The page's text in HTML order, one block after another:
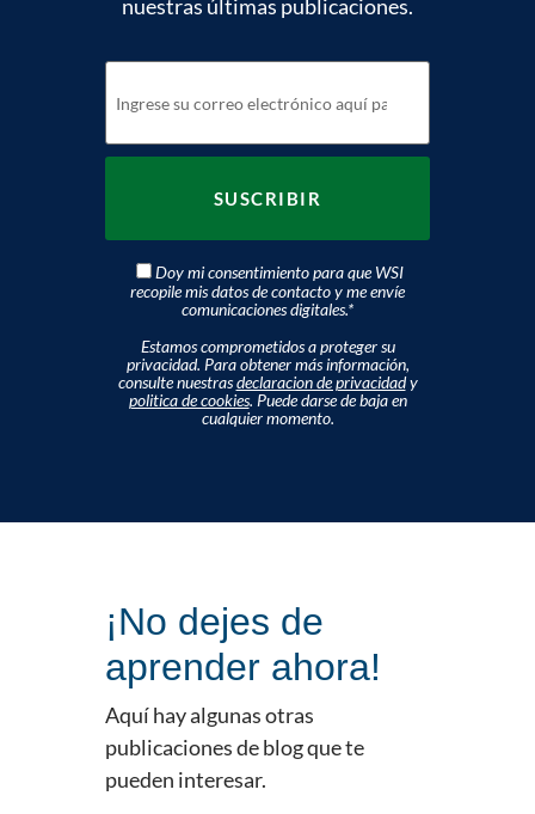
nuestras últimas publicaciones.
Doy mi consentimiento para que WSI
recopile mis datos de contacto y me envíe
comunicaciones digitales.*
Estamos comprometidos a proteger su
privacidad. Para obtener más información,
consulte nuestrasdeclaracion de privacidady
politica de cookies. Puede darse de baja en
cualquier momento.
¡No dejes de
aprender ahora!
Aquí hay algunas otras
publicaciones de blog que te
pueden interesar.